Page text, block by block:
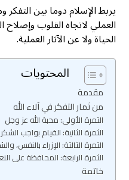
يربط الإسلام دوما بين التفكر
العملي لاتجاه القلوب وإصلاح
الحياة ولا عن الآثار العملية.
المحتويات
مقدمة
من ثمار التفكر في آلاء الله
الثمرة الأولى: محبة الله عز وجل
الثمرة الثانية: القيام بواجب
الثمرة الثالثة: الإزراء بالنفس،
الثمرة الرابعة: المحافظة على
خاتمة